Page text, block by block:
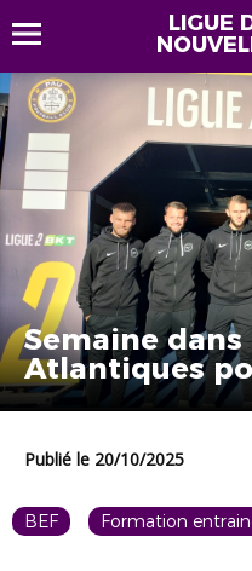
LIGUE
Semaine dans
Atlantiques
Publié le 20/10/2025
BEF Formation